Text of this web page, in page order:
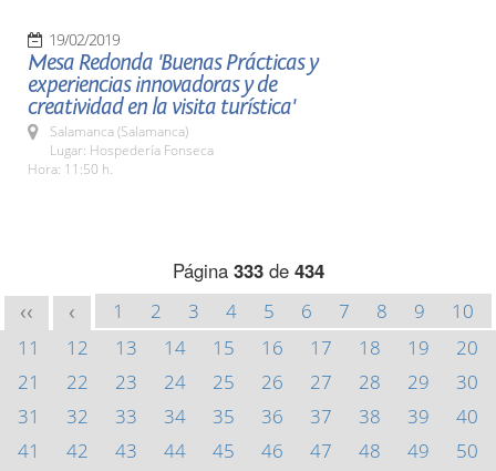
19/02/2019
Mesa Redonda 'Buenas Prácticas y
experiencias innovadoras y de
creatividad en la visita turística'
Salamanca (Salamanca)
Lugar: Hospedería Fonseca
Hora: 11:50 h.
Página 333de 434
<< < 1 2 3 4 5 6 7 8 9
10
11
12 13 14 15 16 17 18 19
20
21
22 23 24 25 26 27 28 29
30
31
32 33 34 35 36 37 38 39
40
41
42 43 44 45 46 47 48 49
50